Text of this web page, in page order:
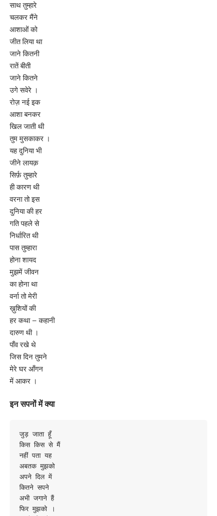
साथ तुम्हारे
चलकर मैंने
आशाओं को
जीत लिया था
जाने कितनी
रातें बीती
जाने कितने
उगे सवेरे ।
रोज़ नई इक
आशा बनकर
खिल जाती थी
तुम मुसकाकर ।
यह दुनिया भी
जीने लायक़
सिर्फ़ तुम्हारे
ही कारण थी
वरना तो इस
दुनिया की हर
गति पहले से
निर्धारित थी
पास तुम्हारा
होना शायद
मुझमें जीवन
का होना था
वर्ना तो मेरी
ख़ुशियों की
हर कथा – कहानी
दारुण थी ।
पाँव रखे थे
जिस दिन तुमने
मेरे घर आँगन
में आकर ।
इन सपनों में क्या
जुड़ जाता हूँ
किस किस से मैं
नहीं पता यह
अबतक मुझको
अपने दिल में
कितने सपने
अभी जगाने हैं
फिर मुझको ।